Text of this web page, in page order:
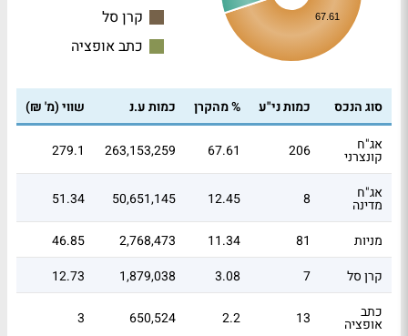
67.61
קרן סל
כתב אופציה
סוג הנכס כמות ני"ע % מהקרן כמות ע.נ
שווי (מ' ₪)
אג"ח
קונצרני 206
67.61
263,153,259
279.1
אג"ח
מדינה 8
12.45
50,651,145
51.34
מניות 81
11.34
2,768,473
46.85
קרן סל
7
3.08
1,879,038
12.73
כתב
אופציה 13
2.2
650,524
3